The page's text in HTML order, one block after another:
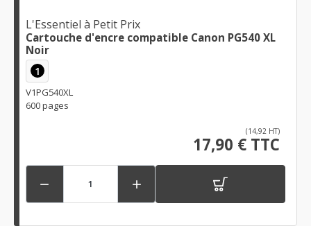
L'Essentiel à Petit Prix
Cartouche d'encre compatible Canon PG540 XL
Noir
1
V1PG540XL
600 pages
(14,92 HT)
17,90 € TTC
 